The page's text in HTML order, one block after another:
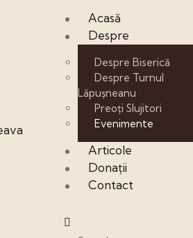
Acasă
Despre
Despre Biserică
Despre Turnul
Lăpușneanu
Preoți Slujitori
Evenimente
Articole
Donații
Contact